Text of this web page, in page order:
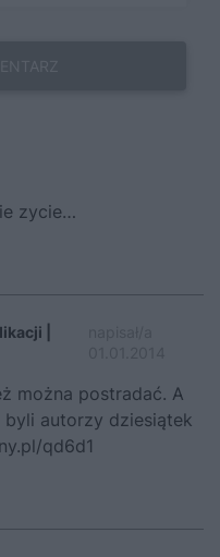
zycie…
|
można postradać. A
autorzy dziesiątek
qd6d1